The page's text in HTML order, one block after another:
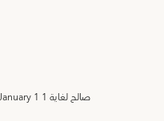
صالح لغاية